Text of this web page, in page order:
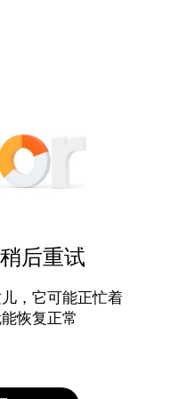
后重试
，它可能正忙着
恢复正常